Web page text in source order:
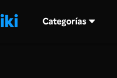
Categorías